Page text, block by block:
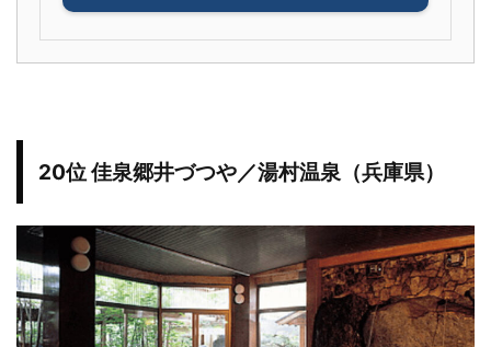
20位 佳泉郷井づつや／湯村温泉（兵庫県）